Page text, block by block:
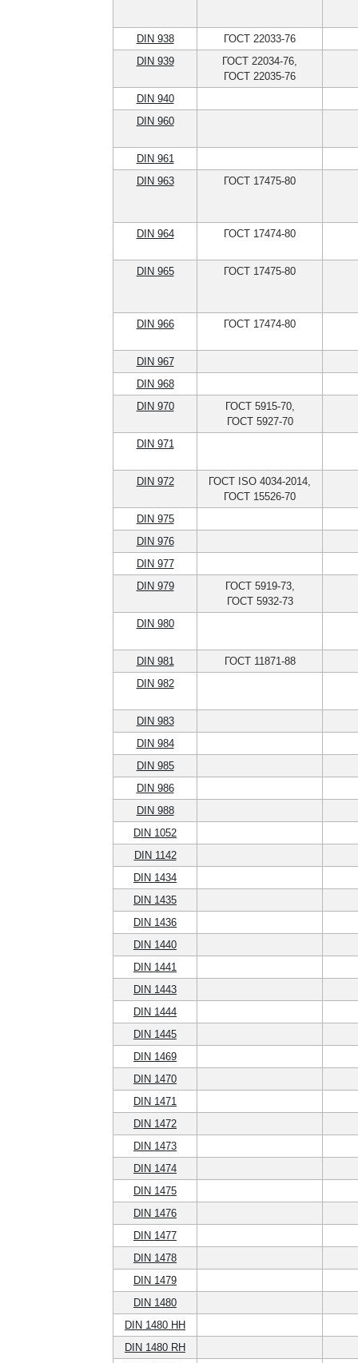
DIN 938
ГОСТ 22033-76
DIN 939
ГОСТ 22034-76,
ГОСТ 22035-76
DIN 940
DIN 960
DIN 961
DIN 963
ГОСТ 17475-80
DIN 964 ГОСТ 17474-80
DIN 965
ГОСТ 17475-80
DIN 966 ГОСТ 17474-80
DIN 967
DIN 968
DIN 970
ГОСТ 5915-70,
ГОСТ 5927-70
DIN 971
DIN 972
ГОСТ ISO 4034-2014,
ГОСТ 15526-70
DIN 975
DIN 976
DIN 977
DIN 979
ГОСТ 5919-73,
ГОСТ 5932-73
DIN 980
DIN 981
ГОСТ 11871-88
DIN 982
DIN 983
DIN 984
DIN 985
DIN 986
DIN 988
DIN 1052
DIN 1142
DIN 1434
DIN 1435
DIN 1436
DIN 1440
DIN 1441
DIN 1443
DIN 1444
DIN 1445
DIN 1469
DIN 1470
DIN 1471
DIN 1472
DIN 1473
DIN 1474
DIN 1475
DIN 1476
DIN 1477
DIN 1478
DIN 1479
DIN 1480
DIN 1480 HH
DIN 1480 RH